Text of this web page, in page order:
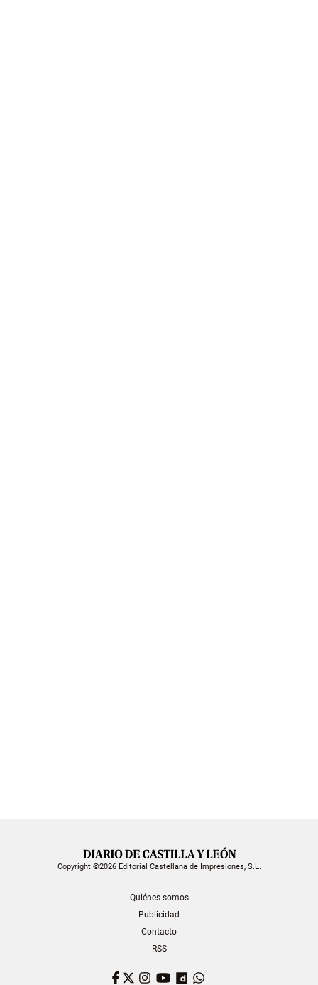
Copyright ©2026 Editorial Castellana de Impresiones, S.L.
Quiénes somos
Publicidad
Contacto
RSS
Facebook
TwitterInstagram
YouTubeDailymotion